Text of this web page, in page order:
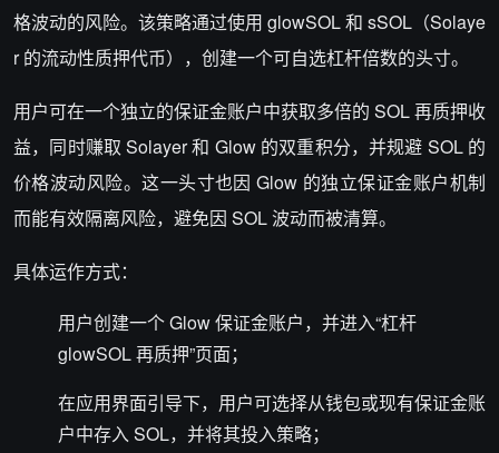
格波动的风险。该策略通过使用 glowSOL 和 sSOL（Solaye
r 的流动性质押代币），创建一个可自选杠杆倍数的头寸。
用户可在一个独立的保证金账户中获取多倍的 SOL 再质押收
益，同时赚取 Solayer 和 Glow 的双重积分，并规避 SOL 的
价格波动风险。这一头寸也因 Glow 的独立保证金账户机制
而能有效隔离风险，避免因 SOL 波动而被清算。
具体运作方式：
用户创建一个 Glow 保证金账户，并进入“杠杆
glowSOL 再质押”页面；
在应用界面引导下，用户可选择从钱包或现有保证金账
户中存入 SOL，并将其投入策略；